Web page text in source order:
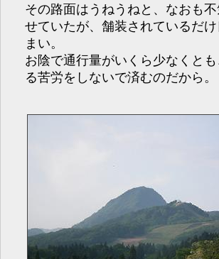
その路面はうねうねと、なおも
せていたが、舗装されているだ
まい。
お陰で通行量がいくら少なくと
る苦労をしないで済むのだから。